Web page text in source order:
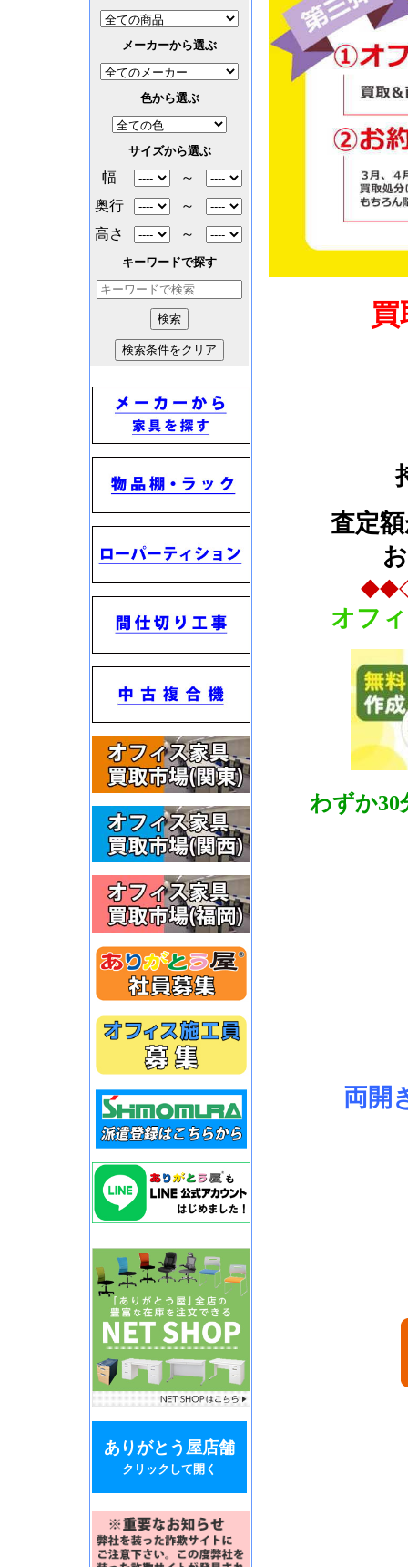
買
査定
オフ
わずか30
両開
メーカーから選ぶ
色から選ぶ
サイズから選ぶ
幅
～
奥行
～
高さ
～
キーワードで探す
ありがとう屋店舗
クリックして開く